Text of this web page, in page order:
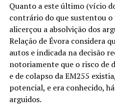
Quanto a este último (vício
contrário do que sustentou
alicerçou a absolvição dos
Relação de Évora considera
autos e indicada na decisão
notoriamente que o risco de
e de colapso da EM255
potencial, e era conhecido,
arguidos.